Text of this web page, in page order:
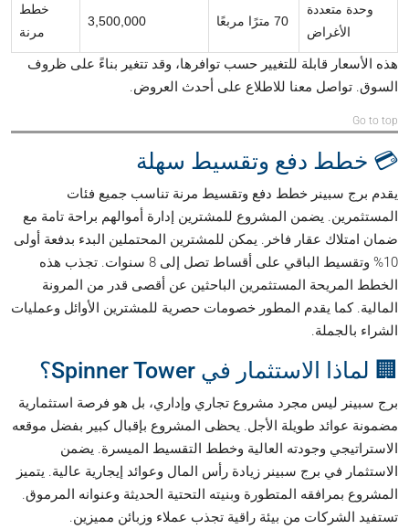
وحدة متعددة
الأغراض
70 مترًا مربعًا 3,500,000
خطط
مرنة
هذه الأسعار قابلة للتغيير حسب توافرها، وقد تتغير بناءً على ظروف
السوق. تواصل معنا للاطلاع على أحدث العروض.
Go to top
💳 خطط دفع وتقسيط سهلة
يقدم برج سبينر خطط دفع وتقسيط مرنة تناسب جميع فئات
المستثمرين. يضمن المشروع للمشترين إدارة أموالهم براحة تامة مع
ضمان امتلاك عقار فاخر. يمكن للمشترين المحتملين البدء بدفعة أولى
10% وتقسيط الباقي على أقساط تصل إلى 8 سنوات. تجذب هذه
الخطط المريحة المستثمرين الباحثين عن أقصى قدر من المرونة
المالية. كما يقدم المطور خصومات حصرية للمشترين الأوائل وعمليات
الشراء بالجملة.
🏢 لماذا الاستثمار في Spinner Tower؟
برج سبينر ليس مجرد مشروع تجاري وإداري، بل هو فرصة استثمارية
مضمونة عوائد طويلة الأجل. يحظى المشروع بإقبال كبير بفضل موقعه
الاستراتيجي وجودته العالية وخطط التقسيط الميسرة. يضمن
الاستثمار في برج سبينر زيادة رأس المال وعوائد إيجارية عالية. يتميز
المشروع بمرافقه المتطورة وبنيته التحتية الحديثة وعنوانه المرموق.
تستفيد الشركات من بيئة راقية تجذب عملاء وزبائن مميزين.